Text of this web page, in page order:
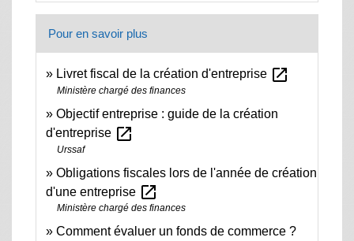
Pour en savoir plus
Livret fiscal de la création d'entreprise open_in_new
Ministère chargé des finances
Objectif entreprise : guide de la création
d'entreprise open_in_new
Urssaf
Obligations fiscales lors de l'année de création
d'une entreprise open_in_new
Ministère chargé des finances
Comment évaluer un fonds de commerce ?